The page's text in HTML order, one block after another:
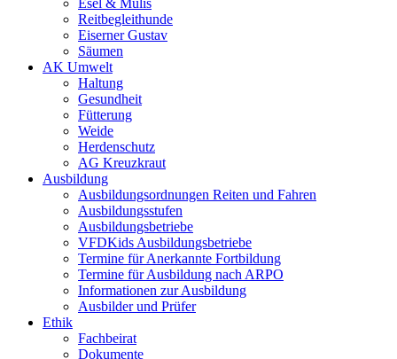
Esel & Mulis
Reitbegleithunde
Eiserner Gustav
Säumen
AK Umwelt
Haltung
Gesundheit
Fütterung
Weide
Herdenschutz
AG Kreuzkraut
Ausbildung
Ausbildungsordnungen Reiten und Fahren
Ausbildungsstufen
Ausbildungsbetriebe
VFDKids Ausbildungsbetriebe
Termine für Anerkannte Fortbildung
Termine für Ausbildung nach ARPO
Informationen zur Ausbildung
Ausbilder und Prüfer
Ethik
Fachbeirat
Dokumente